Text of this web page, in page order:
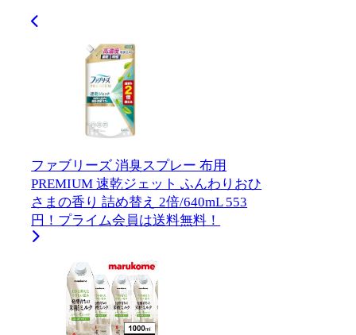
ファブリーズ 消臭スプレー 布用
PREMIUM 速乾ジェット ふんわりおひ
さまの香り 詰め替え 2倍/640mL 553
円！プライム会員は送料無料！